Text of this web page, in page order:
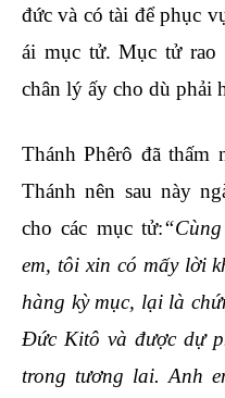
đức và có tài để phục
ái mục tử. Mục tử rao
chân lý ấy cho dù phải
Thánh Phêrô đã thấm
Thánh nên sau này
cho các mục tử:
em, tôi xin có mấy lời
hàng kỳ mục, lại là
Đức Kitô và được dự
trong tương lai. Anh